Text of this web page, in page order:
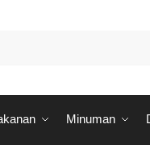
Minuman